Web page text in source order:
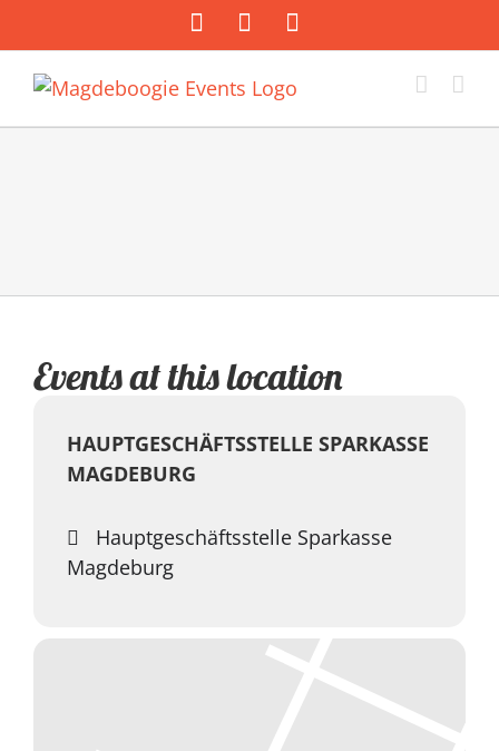
Inhalt
springen
FacebookInstagram
Mail
Events at this location
HAUPTGESCHÄFTSSTELLE SPARKASSE
MAGDEBURG
Hauptgeschäftsstelle Sparkasse
Magdeburg